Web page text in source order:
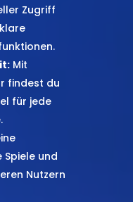
Zugriff
Mit
findest du
für jede
Spiele und
Nutzern